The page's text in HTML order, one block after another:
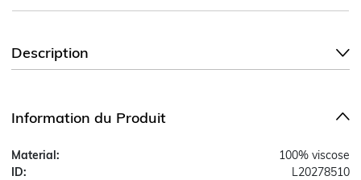
Description
Information du Produit
Material:
100% viscose
ID:
L20278510